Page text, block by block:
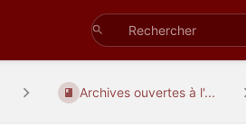
Archives ouvertes à l'...